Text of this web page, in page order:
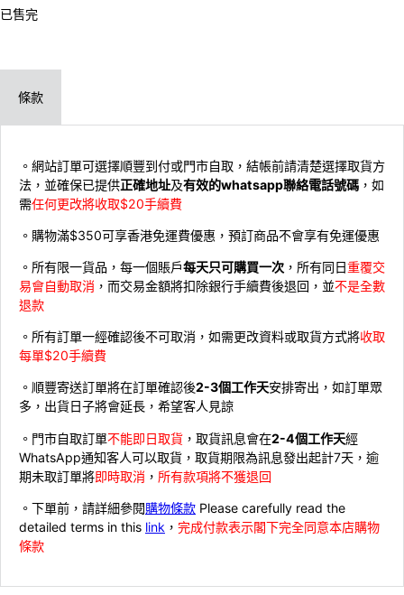
已售完
條款
。網站訂單可選擇順豐到付或門市自取，結帳前請清楚選擇取貨方
法，並確保已提供正確地址及有效的whatsapp聯絡電話號碼 ，如
需任何更改將收取$20手續費
。購物滿$350可享香港免運費優惠，預訂商品不會享有免運優惠
。所有限一貨品，每一個賬戶每天只可購買一次 ，所有同日重覆交
易會自動取消 ，而交易金額將扣除銀行手續費後退回，並不是全數
退款
。所有訂單一經確認後不可取消，如需更改資料或取貨方式將收取
每單$20手續費
。順豐寄送訂單將在訂單確認後2-3個工作天安排寄出，如訂單眾
多，出貨日子將會延長，希望客人見諒
。門市自取訂單不能即日取貨 ，取貨訊息會在2-4個工作天經
WhatsApp通知客人可以取貨，取貨期限為訊息發出起計7天，逾
期未取訂單將即時取消 ， 所有款項將不獲退回
。下單前，請詳細參閱購物條款 Please carefully read the
detailed terms in this link ， 完成付款表示閣下完全同意本店購物
條款